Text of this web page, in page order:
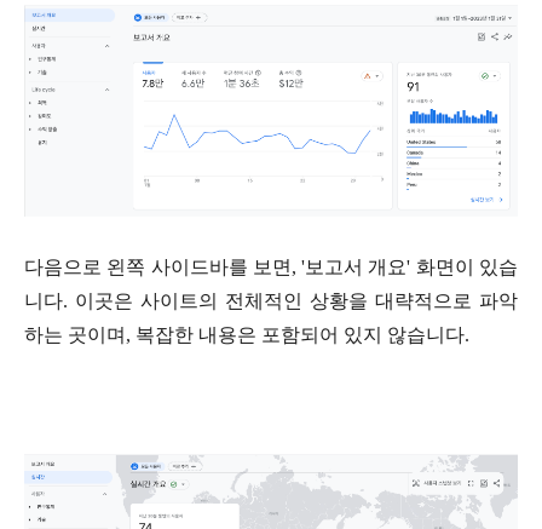
다음으로 왼쪽 사이드바를 보면, '보고서 개요' 화면이 있습
니다. 이곳은 사이트의 전체적인 상황을 대략적으로 파악
하는 곳이며, 복잡한 내용은 포함되어 있지 않습니다.